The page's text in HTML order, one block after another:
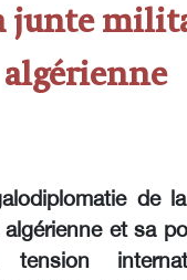
junte
algérienne
de
algérienne et sa